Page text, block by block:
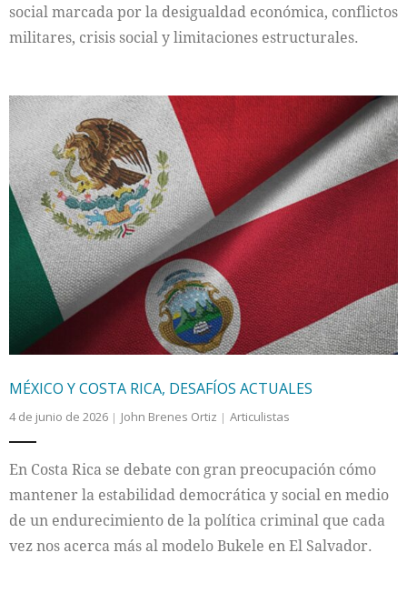
social marcada por la desigualdad económica, conflictos
militares, crisis social y limitaciones estructurales.
MÉXICO Y COSTA RICA, DESAFÍOS ACTUALES
4 de junio de 2026 John Brenes Ortiz Articulistas
En Costa Rica se debate con gran preocupación cómo
mantener la estabilidad democrática y social en medio
de un endurecimiento de la política criminal que cada
vez nos acerca más al modelo Bukele en El Salvador.